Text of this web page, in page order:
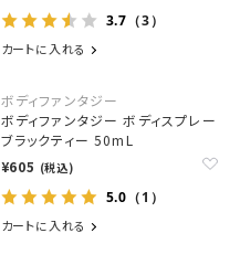
3.7 （3）
カートに入れる
ボディファンタジー
ボディファンタジー ボディスプレー
ブラックティー 50mL
¥605 (税込)
5.0 （1）
カートに入れる